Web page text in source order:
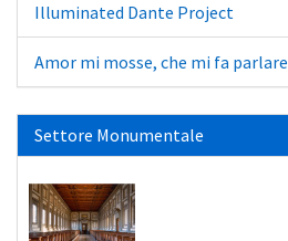
Illuminated Dante Project
Amor mi mosse, che mi fa parlare
Settore Monumentale